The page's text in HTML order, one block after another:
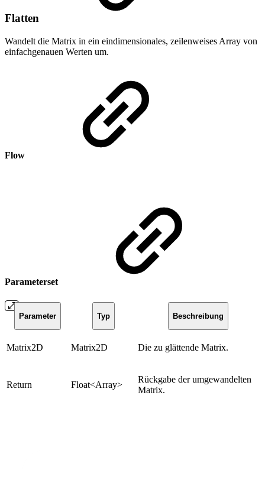
Flatten
Wandelt die Matrix in ein eindimensionales, zeilenweises Array von
einfachgenauen Werten um.
Flow
Parameterset
Parameter Typ Beschreibung
Matrix2D Matrix2D Die zu glättende Matrix.
Return Float<Array>
Rückgabe der umgewandelten
Matrix.